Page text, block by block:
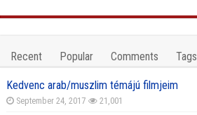
Recent Popular Comments Tags
Kedvenc arab/muszlim témájú filmjeim
September 24, 2017 21,001